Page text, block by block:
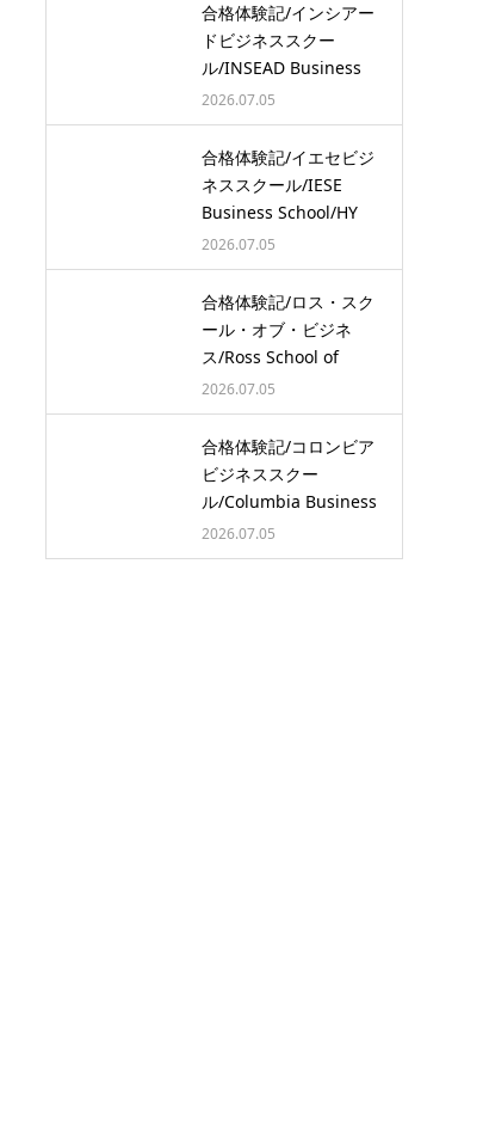
合格体験記/インシアー
ドビジネススクー
ル/INSEAD Business
School/…
2026.07.05
合格体験記/イエセビジ
ネススクール/IESE
Business School/HY
2026.07.05
合格体験記/ロス・スク
ール・オブ・ビジネ
ス/Ross School of
Busine…
2026.07.05
合格体験記/コロンビア
ビジネススクー
ル/Columbia Business
School/…
2026.07.05